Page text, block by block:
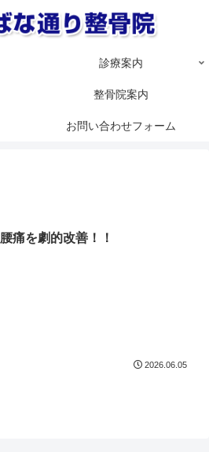
診療案内
整骨院案内
お問い合わせフォーム
腰痛を劇的改善！！
2026.06.05